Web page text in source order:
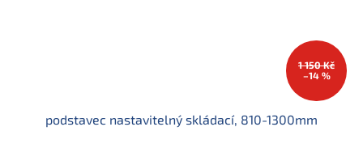
1 150 Kč
–14 %
podstavec nastavitelný skládací, 810-1300mm